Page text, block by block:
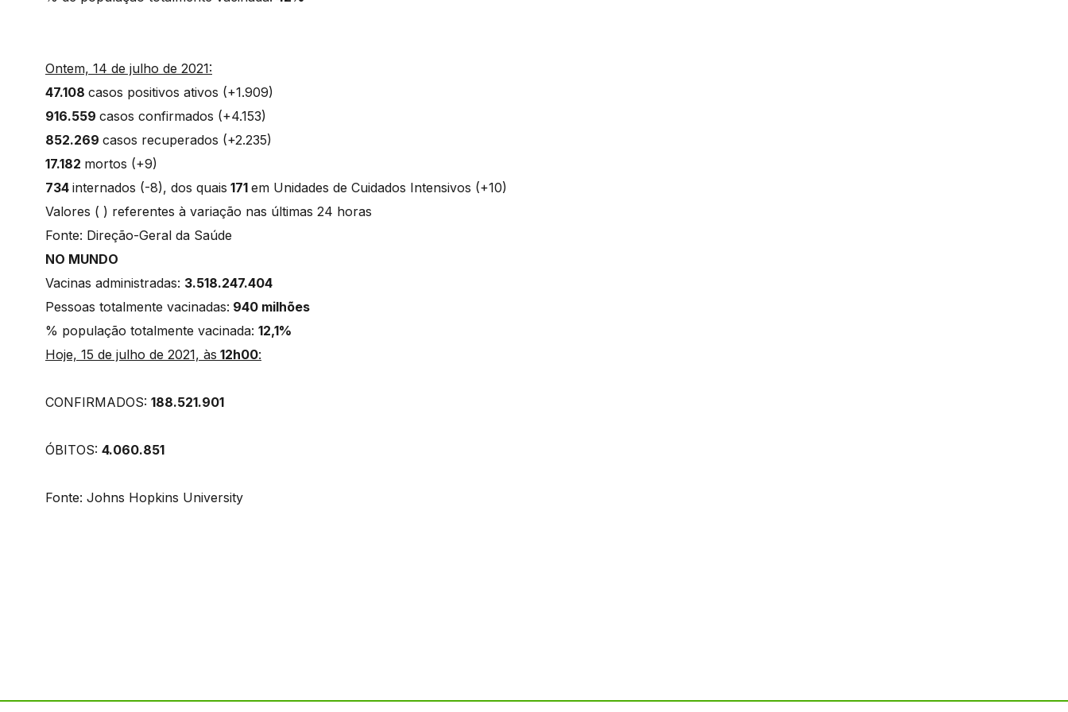
Ontem, 14 de julho de 2021:
47.108 casos positivos ativos (+1.909)
916.559 casos confirmados (+4.153)
852.269 casos recuperados (+2.235)
17.182 mortos (+9)
734 internados (-8), dos quais 171 em Unidades de Cuidados Intensivos (+10)
Valores ( ) referentes à variação nas últimas 24 horas
Fonte: Direção-Geral da Saúde
NO MUNDO
Vacinas administradas: 3.518.247.404
Pessoas totalmente vacinadas: 940 milhões
% população totalmente vacinada: 12,1%
Hoje, 15 de julho de 2021, às 12h00:
CONFIRMADOS: 188.521.901
ÓBITOS: 4.060.851
Fonte: Johns Hopkins University